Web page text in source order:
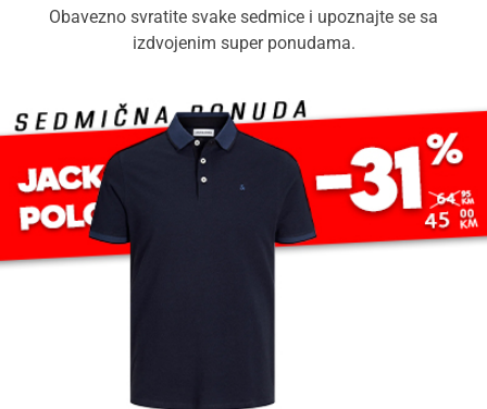
Obavezno svratite svake sedmice i upoznajte se sa
izdvojenim super ponudama.